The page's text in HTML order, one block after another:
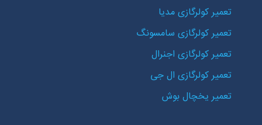
تعمیر کولرگازی مدیا
تعمیر کولرگازی سامسونگ
تعمیر کولرگازی اجنرال
تعمیر کولرگازی ال جی
تعمیر یخچال بوش